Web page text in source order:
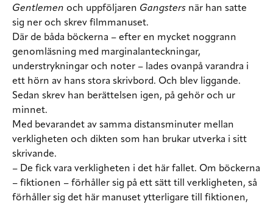
Gentlemen och uppföljaren Gangsters när han satte
sig ner och skrev filmmanuset.
Där de båda böckerna – efter en mycket noggrann
genomläsning med marginalanteckningar,
understrykningar och noter – lades ovanpå varandra i
ett hörn av hans stora skrivbord. Och blev liggande.
Sedan skrev han berättelsen igen, på gehör och ur
minnet.
Med bevarandet av samma distansminuter mellan
verkligheten och dikten som han brukar utverka i sitt
skrivande.
– De fick vara verkligheten i det här fallet. Om böckerna
– fiktionen – förhåller sig på ett sätt till verkligheten, så
förhåller sig det här manuset ytterligare till fiktionen,